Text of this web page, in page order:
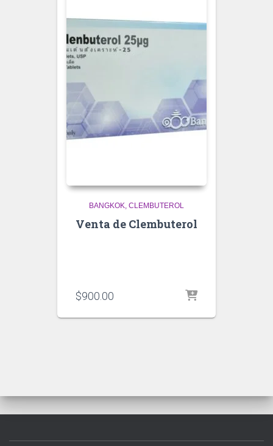
BANGKOK CLEMBUTEROL
Venta de Clembuterol
$900.00